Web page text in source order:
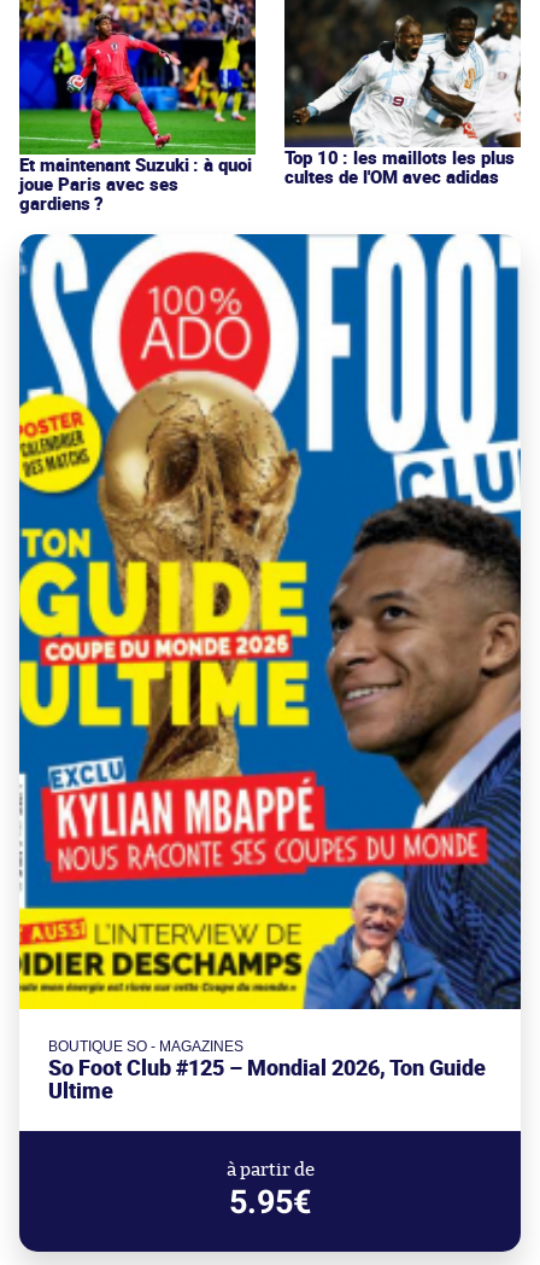
Et maintenant Suzuki : à quoi
joue Paris avec ses
gardiens ?
Top 10 : les maillots les plus
cultes de l'OM avec adidas
BOUTIQUE SO - MAGAZINES
So Foot Club #125 – Mondial 2026, Ton Guide
Ultime
à partir de
5.95€